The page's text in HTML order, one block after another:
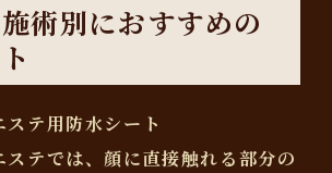
術別におすすめの
ステ用防水シート
ステでは、顔に直接触れる部分の